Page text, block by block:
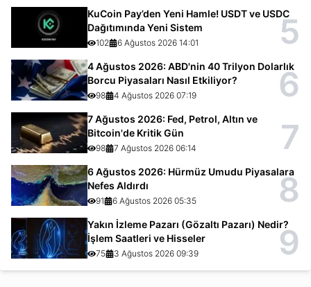
KuCoin Pay’den Yeni Hamle! USDT ve USDC
Dağıtımında Yeni Sistem
102 6 Ağustos 2026 14:01 5
4 Ağustos 2026: ABD'nin 40 Trilyon Dolarlık
Borcu Piyasaları Nasıl Etkiliyor?
98 4 Ağustos 2026 07:19 6
7 Ağustos 2026: Fed, Petrol, Altın ve
Bitcoin'de Kritik Gün
98 7 Ağustos 2026 06:14 7
6 Ağustos 2026: Hürmüz Umudu Piyasalara
Nefes Aldırdı
91 6 Ağustos 2026 05:35 8
Yakın İzleme Pazarı (Gözaltı Pazarı) Nedir?
İşlem Saatleri ve Hisseler
75 3 Ağustos 2026 09:39 9